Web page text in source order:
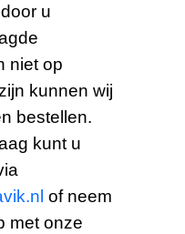
u
niet op
kunnen wij
bestellen.
kunt u
of neem
met onze